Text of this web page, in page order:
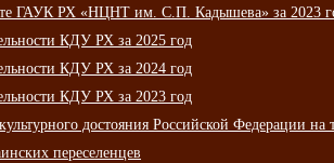
ГАУК РХ «НЦНТ им. С.П. Кадышева» за 2023
КДУ РХ за 2025 год
КДУ РХ за 2024 год
КДУ РХ за 2023 год
достояния Российской Федерации
переселенцев